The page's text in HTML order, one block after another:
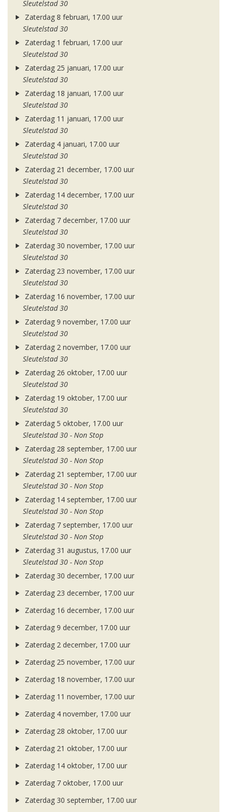
Sleutelstad 30
Zaterdag 8 februari, 17.00 uur
Sleutelstad 30
Zaterdag 1 februari, 17.00 uur
Sleutelstad 30
Zaterdag 25 januari, 17.00 uur
Sleutelstad 30
Zaterdag 18 januari, 17.00 uur
Sleutelstad 30
Zaterdag 11 januari, 17.00 uur
Sleutelstad 30
Zaterdag 4 januari, 17.00 uur
Sleutelstad 30
Zaterdag 21 december, 17.00 uur
Sleutelstad 30
Zaterdag 14 december, 17.00 uur
Sleutelstad 30
Zaterdag 7 december, 17.00 uur
Sleutelstad 30
Zaterdag 30 november, 17.00 uur
Sleutelstad 30
Zaterdag 23 november, 17.00 uur
Sleutelstad 30
Zaterdag 16 november, 17.00 uur
Sleutelstad 30
Zaterdag 9 november, 17.00 uur
Sleutelstad 30
Zaterdag 2 november, 17.00 uur
Sleutelstad 30
Zaterdag 26 oktober, 17.00 uur
Sleutelstad 30
Zaterdag 19 oktober, 17.00 uur
Sleutelstad 30
Zaterdag 5 oktober, 17.00 uur
Sleutelstad 30 - Non Stop
Zaterdag 28 september, 17.00 uur
Sleutelstad 30 - Non Stop
Zaterdag 21 september, 17.00 uur
Sleutelstad 30 - Non Stop
Zaterdag 14 september, 17.00 uur
Sleutelstad 30 - Non Stop
Zaterdag 7 september, 17.00 uur
Sleutelstad 30 - Non Stop
Zaterdag 31 augustus, 17.00 uur
Sleutelstad 30 - Non Stop
Zaterdag 30 december, 17.00 uur
Zaterdag 23 december, 17.00 uur
Zaterdag 16 december, 17.00 uur
Zaterdag 9 december, 17.00 uur
Zaterdag 2 december, 17.00 uur
Zaterdag 25 november, 17.00 uur
Zaterdag 18 november, 17.00 uur
Zaterdag 11 november, 17.00 uur
Zaterdag 4 november, 17.00 uur
Zaterdag 28 oktober, 17.00 uur
Zaterdag 21 oktober, 17.00 uur
Zaterdag 14 oktober, 17.00 uur
Zaterdag 7 oktober, 17.00 uur
Zaterdag 30 september, 17.00 uur